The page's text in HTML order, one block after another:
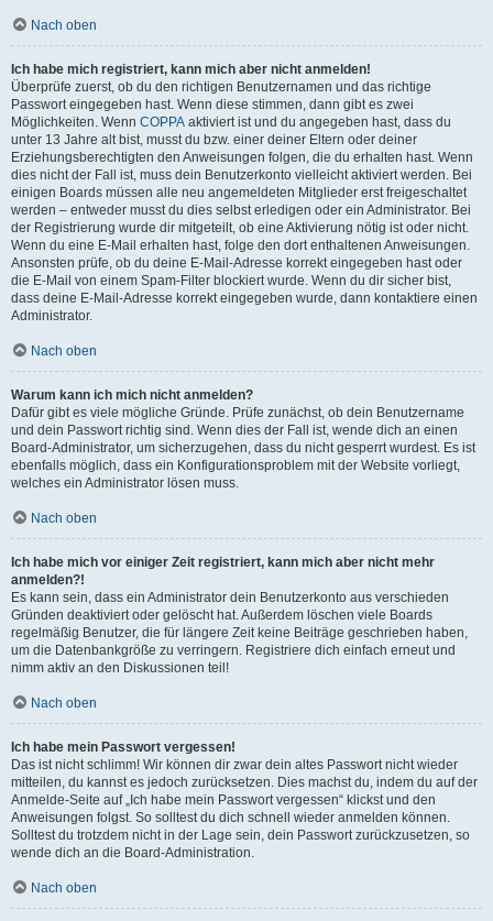
Nach oben
Ich habe mich registriert, kann mich aber nicht anmelden!
Überprüfe zuerst, ob du den richtigen Benutzernamen und das richtige
Passwort eingegeben hast. Wenn diese stimmen, dann gibt es zwei
Möglichkeiten. Wenn COPPA aktiviert ist und du angegeben hast, dass du
unter 13 Jahre alt bist, musst du bzw. einer deiner Eltern oder deiner
Erziehungsberechtigten den Anweisungen folgen, die du erhalten hast. Wenn
dies nicht der Fall ist, muss dein Benutzerkonto vielleicht aktiviert werden. Bei
einigen Boards müssen alle neu angemeldeten Mitglieder erst freigeschaltet
werden – entweder musst du dies selbst erledigen oder ein Administrator. Bei
der Registrierung wurde dir mitgeteilt, ob eine Aktivierung nötig ist oder nicht.
Wenn du eine E-Mail erhalten hast, folge den dort enthaltenen Anweisungen.
Ansonsten prüfe, ob du deine E-Mail-Adresse korrekt eingegeben hast oder
die E-Mail von einem Spam-Filter blockiert wurde. Wenn du dir sicher bist,
dass deine E-Mail-Adresse korrekt eingegeben wurde, dann kontaktiere einen
Administrator.
Nach oben
Warum kann ich mich nicht anmelden?
Dafür gibt es viele mögliche Gründe. Prüfe zunächst, ob dein Benutzername
und dein Passwort richtig sind. Wenn dies der Fall ist, wende dich an einen
Board-Administrator, um sicherzugehen, dass du nicht gesperrt wurdest. Es ist
ebenfalls möglich, dass ein Konfigurationsproblem mit der Website vorliegt,
welches ein Administrator lösen muss.
Nach oben
Ich habe mich vor einiger Zeit registriert, kann mich aber nicht mehr
anmelden?!
Es kann sein, dass ein Administrator dein Benutzerkonto aus verschieden
Gründen deaktiviert oder gelöscht hat. Außerdem löschen viele Boards
regelmäßig Benutzer, die für längere Zeit keine Beiträge geschrieben haben,
um die Datenbankgröße zu verringern. Registriere dich einfach erneut und
nimm aktiv an den Diskussionen teil!
Nach oben
Ich habe mein Passwort vergessen!
Das ist nicht schlimm! Wir können dir zwar dein altes Passwort nicht wieder
mitteilen, du kannst es jedoch zurücksetzen. Dies machst du, indem du auf der
Anmelde-Seite auf „Ich habe mein Passwort vergessen“ klickst und den
Anweisungen folgst. So solltest du dich schnell wieder anmelden können.
Solltest du trotzdem nicht in der Lage sein, dein Passwort zurückzusetzen, so
wende dich an die Board-Administration.
Nach oben